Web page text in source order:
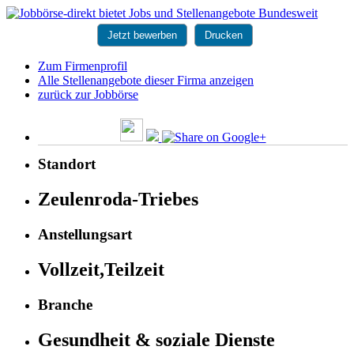
Jetzt bewerben Drucken
Zum Firmenprofil
Alle Stellenangebote dieser Firma anzeigen
zurück zur Jobbörse
Standort
Zeulenroda-Triebes
Anstellungsart
Vollzeit,Teilzeit
Branche
Gesundheit & soziale Dienste